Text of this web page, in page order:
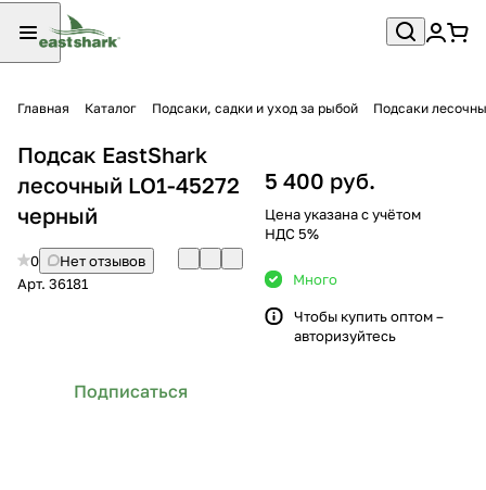
Главная Каталог Подсаки, садки и уход за рыбой Подсаки
Подсак EastShark
лесочный LO1-45272
черный
0
Нет отзывов
Арт. 36181
Подписаться
5 400 руб.
Цена указана с учётом
НДС 5%
Много
Чтобы купить оптом –
авторизуйтесь